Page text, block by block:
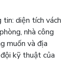
tin: diện tích vách
nhà công
muốn và địa
kỹ thuật của